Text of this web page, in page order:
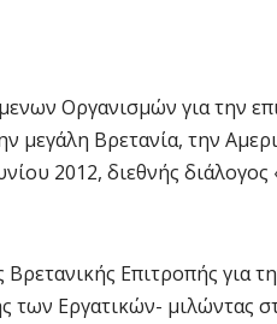
Οργανισμών για την
Βρετανία, την
2012, διεθνής
Επιτροπής για
των Εργατικών- μιλώντας